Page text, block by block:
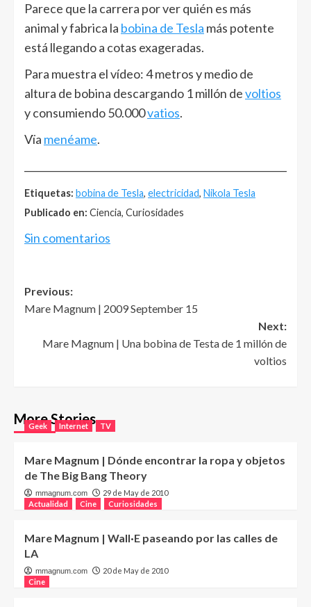
Parece que la carrera por ver quién es más
animal y fabrica la bobina de Tesla más potente
está llegando a cotas exageradas.
Para muestra el vídeo: 4 metros y medio de
altura de bobina descargando 1 millón devoltios
y consumiendo 50.000vatios.
Vïa menéame.
Etiquetas: bobina de Tesla, electricidad, Nikola Tesla
Publicado en: Ciencia, Curiosidades
Sin comentarios
Post
navigation
Previous:
Mare Magnum | 2009 September 15
Next:
Mare Magnum | Una bobina de Testa de 1 millón de
voltios
More Stories
Geek Internet TV
Mare Magnum | Dónde encontrar la ropa y objetos
de The Big Bang Theory
mmagnum.com
29 de May de 2010
Actualidad
Cine Curiosidades
Mare Magnum | Wall·E paseando por las calles de
LA
mmagnum.com
20 de May de 2010
Cine